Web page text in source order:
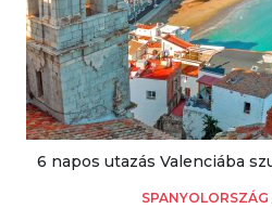
6 napos utazás Valenciába
SPANYOLORSZÁG